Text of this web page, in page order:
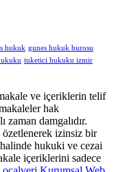
hukuk gunes hukuk burosu
tuketici hukuku izmir
ve içeriklerin telif
hak
damgalıdır.
izinsiz bir
hukuki ve cezai
içeriklerini sadece